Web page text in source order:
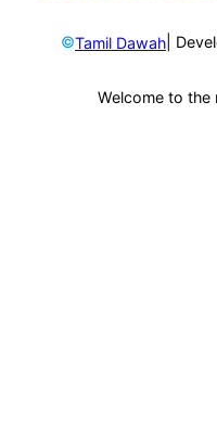
©Tamil Dawah |
Welcome to the